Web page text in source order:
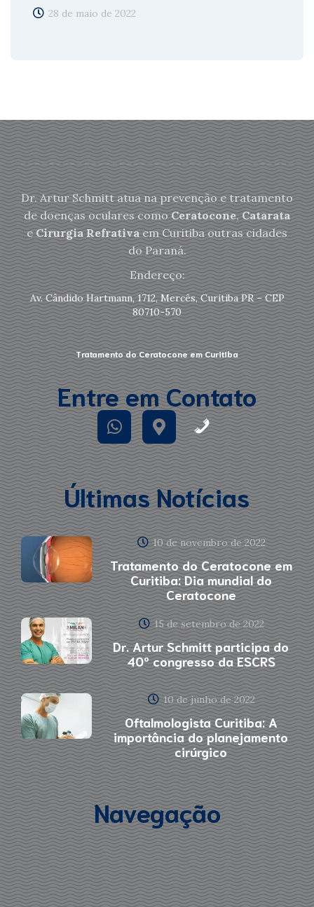
28 de maio de 2022
Dr. Artur Schmitt atua na prevenção e tratamento
de doenças oculares comoCeratocone,Catarata
eCirurgia Refrativaem Curitiba outras cidades
do Paraná.
Endereço:
Av. Cândido Hartmann, 1712, Mercês, Curitiba PR – CEP
80710-570
Tratamento do Ceratocone em Curitiba
Entre em Contato
Últimas Notícias
10 de novembro de 2022
Tratamento do Ceratocone em
Curitiba: Dia mundial do
Ceratocone
15 de setembro de 2022
Dr. Artur Schmitt participa do
40º congresso da ESCRS
10 de junho de 2022
Oftalmologista Curitiba: A
importância do planejamento
cirúrgico
Navegação